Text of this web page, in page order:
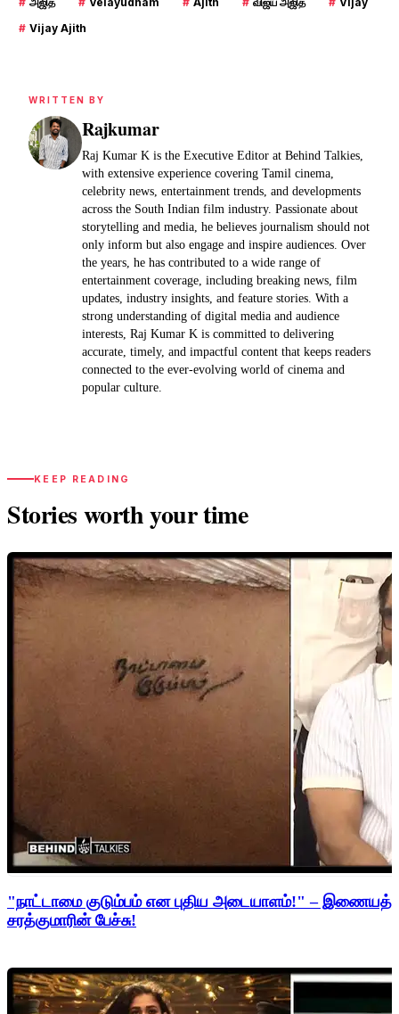
# Vijay Ajith
WRITTEN BY
Rajkumar
Raj Kumar K is the Executive Editor at Behind Talkies,
with extensive experience covering Tamil cinema,
celebrity news, entertainment trends, and developments
across the South Indian film industry. Passionate about
storytelling and media, he believes journalism should not
only inform but also engage and inspire audiences. Over
the years, he has contributed to a wide range of
entertainment coverage, including breaking news, film
updates, industry insights, and feature stories. With a
strong understanding of digital media and audience
interests, Raj Kumar K is committed to delivering
accurate, timely, and impactful content that keeps readers
connected to the ever-evolving world of cinema and
popular culture.
KEEP READING
Stories worth your time
"நாட்டாமை குடும்பம் என புதிய அடையாளம்!" –
சரத்குமாரின் பேச்சு!